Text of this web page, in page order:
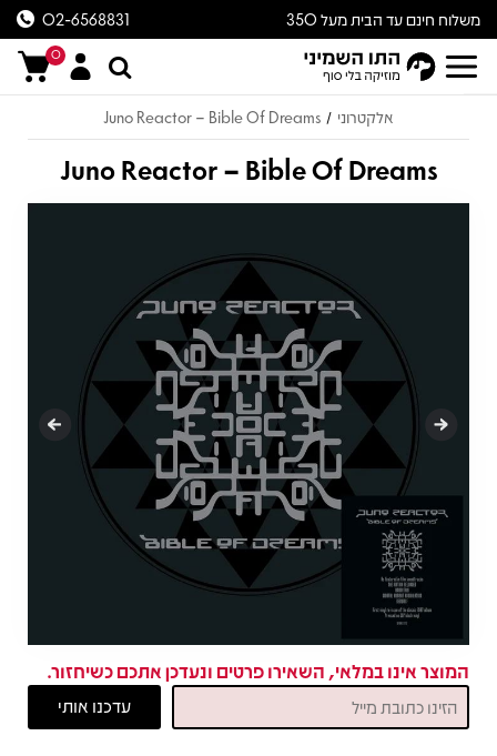
משלוח חינם עד הבית מעל 350
ש״ח
02-6568831
0
אלקטרוני /
Juno Reactor – Bible Of Dreams
Juno Reactor – Bible Of Dreams
המוצר אינו במלאי, השאירו פרטים ונעדכן אתכם כשיחזור.